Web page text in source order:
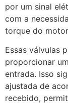
por um sinal
com a
torque do
Essas válvulas
proporcionar
entrada. Isso
ajustada de
recebido,